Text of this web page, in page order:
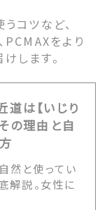
コツなど、
PCMAXをより
します。
道は【いじり
の理由と自
然と使ってい
解説。女性に